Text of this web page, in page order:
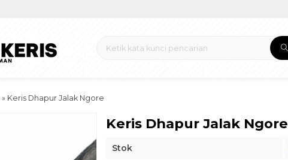
» Keris Dhapur Jalak Ngore
Keris Dhapur Jalak Ngore
Stok